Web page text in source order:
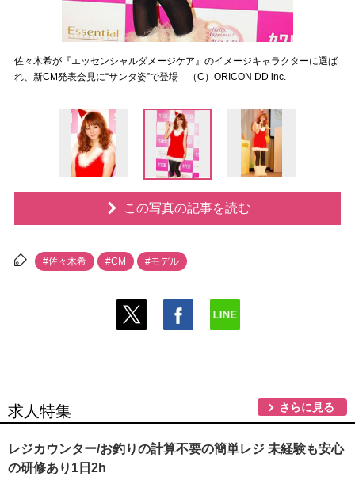
佐々木希が『エッセンシャルダメージケア』のイメージキャラクターに選ば
れ、新CM発表会見に“サンタ姿”で登場 （C）ORICON DD inc.
この写真の記事を読む
#佐々木希 #CM #モデル
求人特集 さらに見る
レジカウンター/お釣りの計算不要の簡単レジ 未経験も安心
の研修あり1日2h